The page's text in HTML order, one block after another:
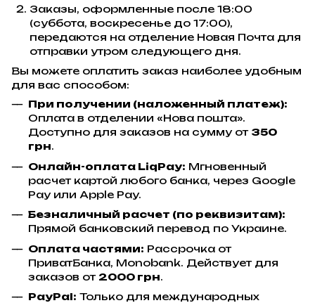
Заказы, оформленные после 18:00
(суббота, воскресенье до 17:00),
передаются на отделение Новая Почта для
отправки утром следующего дня.
Вы можете оплатить заказ наиболее удобным
для вас способом:
При получении (наложенный платеж):
Оплата в отделении «Нова пошта».
Доступно для заказов на сумму от 350
грн.
Онлайн-оплата LiqPay: Мгновенный
расчет картой любого банка, через Google
Pay или Apple Pay.
Безналичный расчет (по реквизитам):
Прямой банковский перевод по Украине.
Оплата частями: Рассрочка от
ПриватБанка, Monobank. Действует для
заказов от 2000 грн.
PayPal: Только для международных